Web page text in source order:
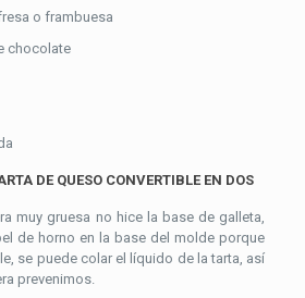
o frambuesa
chocolate
DE QUESO CONVERTIBLE EN DOS
muy gruesa no hice la base de galleta,
de horno en la base del molde porque
se puede colar el líquido de la tarta, así
prevenimos.